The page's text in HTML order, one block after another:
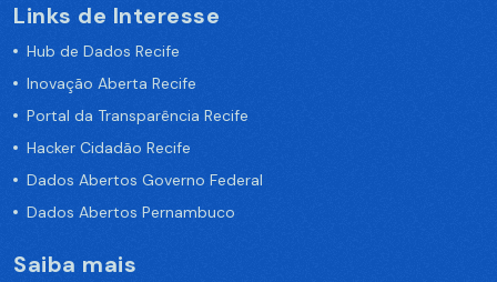
Links de Interesse
Hub de Dados Recife
Inovação Aberta Recife
Portal da Transparência Recife
Hacker Cidadão Recife
Dados Abertos Governo Federal
Dados Abertos Pernambuco
Saiba mais